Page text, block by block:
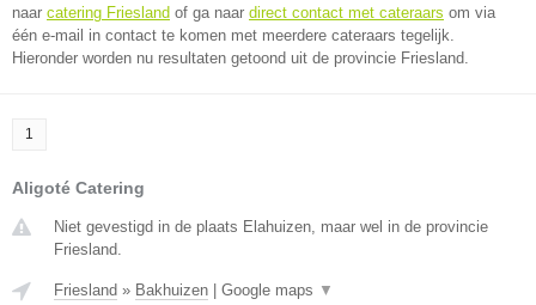
naar catering Friesland of ga naar direct contact met cateraars om via
één e-mail in contact te komen met meerdere cateraars tegelijk.
Hieronder worden nu resultaten getoond uit de provincie Friesland.
1
Aligoté Catering
Niet gevestigd in de plaats Elahuizen, maar wel in de provincie
Friesland.
Friesland » Bakhuizen Google maps ▼